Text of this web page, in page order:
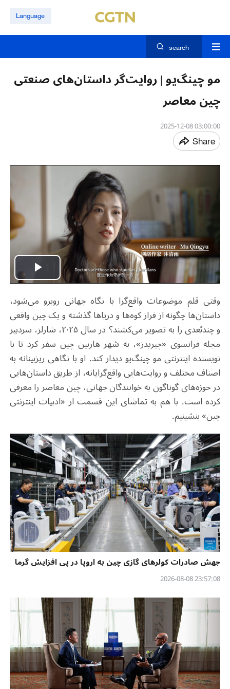
Language
search
مو چینگ‌یو | روایت‌گر داستان‌های صنعتی
چین معاصر
03:00:00 2025-12-08
Share
Play
وقتی قلم موضوعات واقع‌گرا با نگاه جهانی روبرو می‌شود،
داستان‌ها چگونه از فراز کوه‌ها و دریاها گذشته و یک چین واقعی
و چندبُعدی را به تصویر می‌کشند؟ در سال ۲۰۲۵، شارلز، سردبیر
مجله فرانسوی «چیریدز»، به شهر هاربین چین سفر کرد تا با
نویسنده اینترنتی مو چینگ‌یو دیدار کند. او با نگاهی ریزبینانه به
اصناف مختلف و روایت‌هایی واقع‌‌گرایانه، از طریق داستان‌هایی
در حوزه‌های گوناگون به خوانندگان جهانی، چین معاصر را معرفی
کرده است. با هم به تماشای این قسمت از «ادبیات اینترنتی
چین» بنشینیم.
جهش صادرات کولرهای گازی چین به اروپا در پی افزایش گرما
23:57:08 2026-08-08